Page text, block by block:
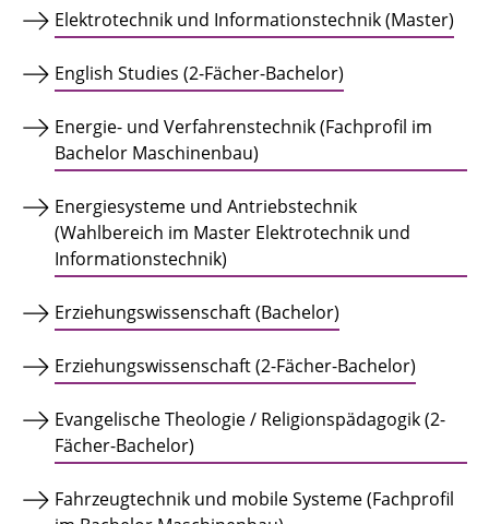
Elektrotechnik und Informationstechnik (Master)
English Studies (2-Fächer-Bachelor)
Energie- und Verfahrenstechnik (Fachprofil im
Bachelor Maschinenbau)
Energiesysteme und Antriebstechnik
(Wahlbereich im Master Elektrotechnik und
Informationstechnik)
Erziehungswissenschaft (Bachelor)
Erziehungswissenschaft (2-Fächer-Bachelor)
Evangelische Theologie / Religionspädagogik (2-
Fächer-Bachelor)
Fahrzeugtechnik und mobile Systeme (Fachprofil